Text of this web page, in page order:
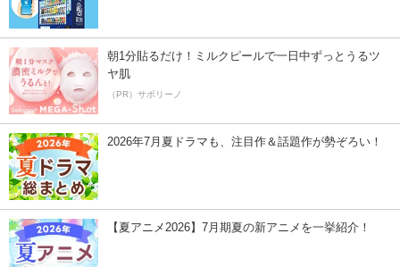
朝1分貼るだけ！ミルクピールで一日中ずっとうるツ
ヤ肌
（PR）サボリーノ
2026年7月夏ドラマも、注目作＆話題作が勢ぞろい！
【夏アニメ2026】7月期夏の新アニメを一挙紹介！